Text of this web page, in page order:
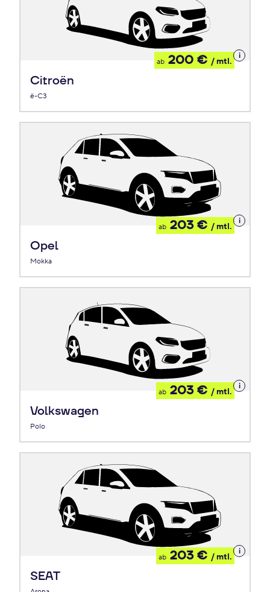
Citroën
ë-C3
ab 200 € / mtl.
Details
zum
Opel
Mokka
ab 203 € / mtl.
Details
zum
Volkswagen
Polo
ab 203 € / mtl.
Details
zum
SEAT
ab 203 € / mtl.
Details
zum